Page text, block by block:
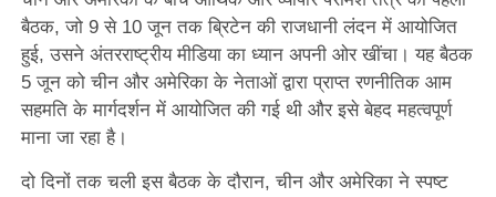
बैठक, जो 9 से 10 जून तक ब्रिटेन की राजधानी लंदन में आयोजित
हुई, उसने अंतरराष्ट्रीय मीडिया का ध्यान अपनी ओर खींचा। यह बैठक
5 जून को चीन और अमेरिका के नेताओं द्वारा प्राप्त रणनीतिक आम
सहमति के मार्गदर्शन में आयोजित की गई थी और इसे बेहद महत्वपूर्ण
माना जा रहा है।
दो दिनों तक चली इस बैठक के दौरान, चीन और अमेरिका ने स्पष्ट